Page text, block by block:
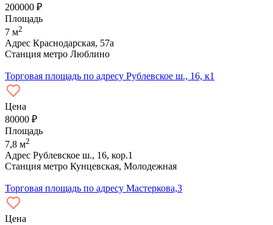
200000 ₽
Площадь
7 м2
Адрес Краснодарская, 57а
Станция метро Люблино
Торговая площадь по адресу Рублевское ш., 16, к1
Цена
80000 ₽
Площадь
7,8 м2
Адрес Рублевское ш., 16, кор.1
Станция метро Кунцевская, Молодежная
Торговая площадь по адресу Мастеркова,3
Цена